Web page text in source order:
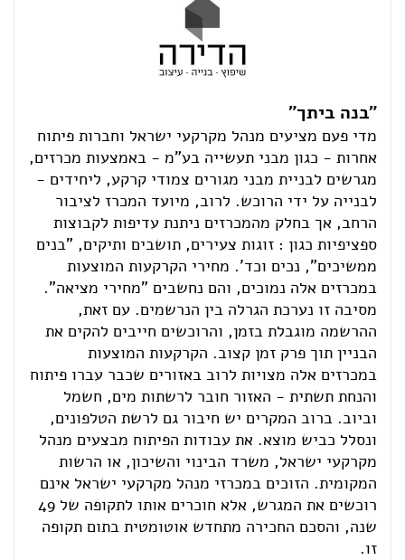
"בנה ביתך"
מדי פעם מציעים מנהל מקרקעי ישראל וחברות פיתוח
אחרות - כגון מבני תעשייה בע"מ - באמצעות מכרזים,
מגרשים לבניית מבני מגורים צמודי קרקע, ליחידים -
לבנייה על ידי הרוכש. לרוב, מיועד המכרז לציבור
הרחב, אך בחלק מהמכרזים ניתנת עדיפות לקבוצות
ספציפיות כגון : זוגות צעירים, תושבים ותיקים, "בנים
ממשיכים", נכים וכד'. מחירי הקרקעות המוצעות
במכרזים אלה נמוכים, והם נחשבים "מחירי מציאה".
מסיבה זו נערכת הגרלה בין הנרשמים. עם זאת,
ההרשמה מוגבלת בזמן, והרוכשים חייבים להקים את
הבניין תוך פרק זמן קצוב. הקרקעות המוצעות
במכרזים אלה מצויות לרוב באזורים שכבר עברו פיתוח
והנחת תשתית - האזור חובר לרשתות מים, חשמל
וביוב. ברוב המקרים יש חיבור גם לרשת הטלפונים,
ונסלל כביש מוצא. את עבודות הפיתוח מבצעים מנהל
מקרקעי ישראל, משרד הבינוי והשיכון, או הרשות
המקומית. הזוכים במכרזי מנהל מקרקעי ישראל אינם
רוכשים את המגרש, אלא חוכרים אותו לתקופה של 49
שנה, והסכם החכירה מתחדש אוטומטית בתום תקופה
זו.